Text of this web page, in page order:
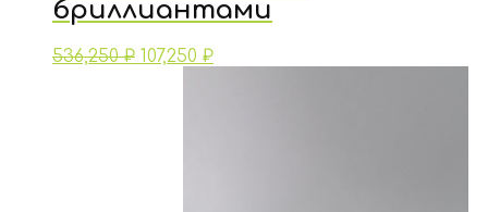
бриллиантами
536,250₽ 107,250 ₽